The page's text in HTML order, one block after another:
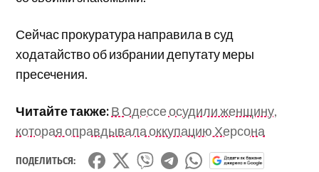
Сейчас прокуратура направила в суд
ходатайство об избрании депутату меры
пресечения.
Читайте также:В Одессе осудили женщину,
которая оправдывала оккупацию Херсона
ПОДЕЛИТЬСЯ: